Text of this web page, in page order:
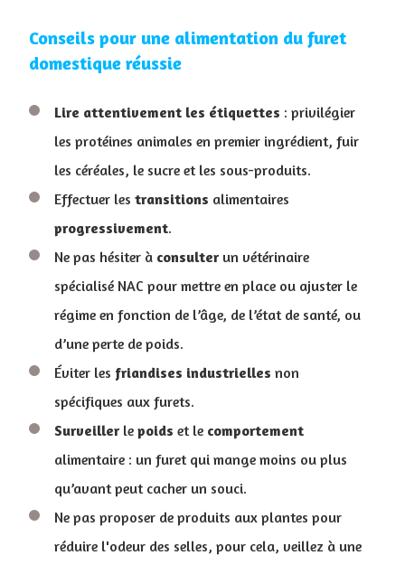
Conseils pour une ​alimentation du furet
domestique réussie
Lire attentivement les étiquettes : privilégier
les protéines animales en premier ingrédient, fuir
les céréales, le sucre et les sous-produits.
Effectuer les transitions alimentaires
progressivement.
Ne pas hésiter à consulterun vétérinaire
spécialisé NAC pour mettre en place ou ajuster le
régime en fonction de l’âge, de l’état de santé, ou
d’une perte de poids.
Éviter les friandises industrielles non
spécifiques aux furets.
Surveillerle poids et le comportement
alimentaire : un furet qui mange moins ou plus
qu’avant peut cacher un souci.
Ne pas proposer de produits aux plantes pour
réduire l'odeur des selles, pour cela, veillez à une